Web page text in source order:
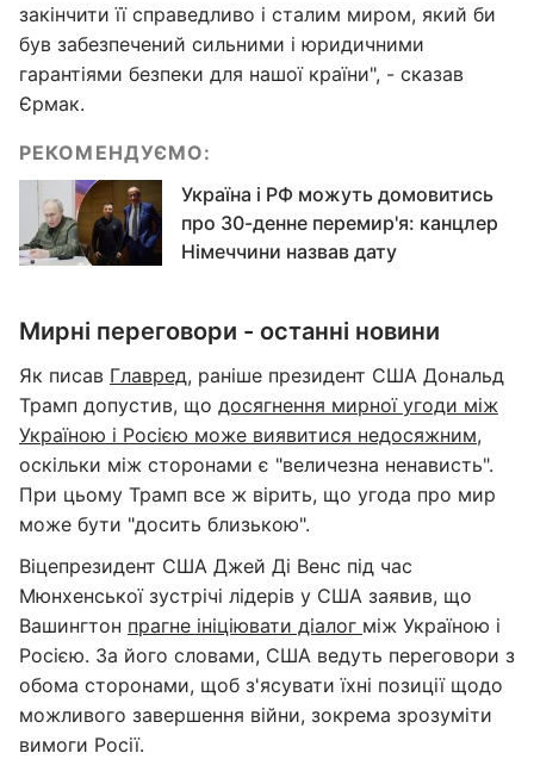
закінчити її справедливо і сталим миром, який би
був забезпечений сильними і юридичними
гарантіями безпеки для нашої країни", - сказав
Єрмак.
РЕКОМЕНДУЄМО:
Україна і РФ можуть домовитись
про 30-денне перемир'я: канцлер
Німеччини назвав дату
Мирні переговори - останні новини
Як писав Главред, раніше президент США Дональд
Трамп допустив, що досягнення мирної угоди між
Україною і Росією може виявитися недосяжним,
оскільки між сторонами є "величезна ненависть".
При цьому Трамп все ж вірить, що угода про мир
може бути "досить близькою".
Віцепрезидент США Джей Ді Венс під час
Мюнхенської зустрічі лідерів у США заявив, що
Вашингтон прагне ініціювати діалог між Україною і
Росією. За його словами, США ведуть переговори з
обома сторонами, щоб з'ясувати їхні позиції щодо
можливого завершення війни, зокрема зрозуміти
вимоги Росії.